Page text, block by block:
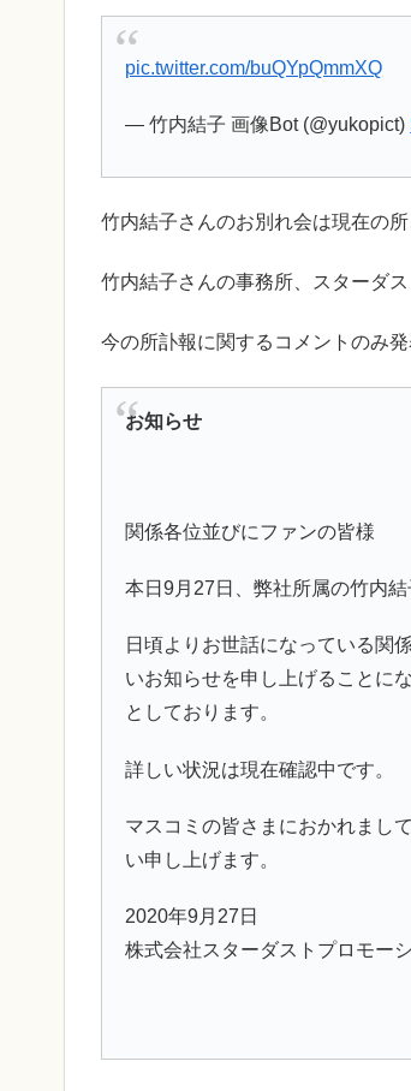
pic.twitter.com/buQYpQmmXQ
— 竹内結子 画像Bot (@yukopict)
竹内結子さんのお別れ会は現在の
竹内結子さんの事務所、スターダ
今の所訃報に関するコメントのみ発
お知らせ
関係各位並びにファンの皆様
本日9月27日、弊社所属の竹内
日頃よりお世話になっている関
いお知らせを申し上げることに
としております。
詳しい状況は現在確認中です。
マスコミの皆さまにおかれまし
い申し上げます。
2020年9月27日
株式会社スターダストプロモー